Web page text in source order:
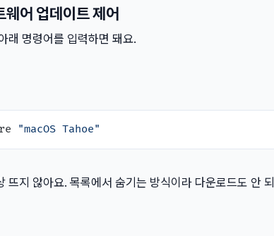
웨어 업데이트 제어
래 명령어를 입력하면 돼요.
"macOS Tahoe"
뜨지 않아요. 목록에서 숨기는 방식이라 다운로드도 안